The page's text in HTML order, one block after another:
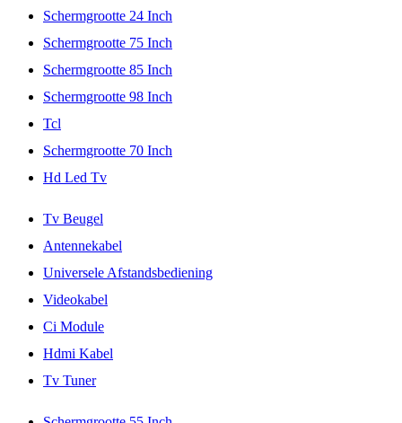
Schermgrootte 24 Inch
Schermgrootte 75 Inch
Schermgrootte 85 Inch
Schermgrootte 98 Inch
Tcl
Schermgrootte 70 Inch
Hd Led Tv
Tv Beugel
Antennekabel
Universele Afstandsbediening
Videokabel
Ci Module
Hdmi Kabel
Tv Tuner